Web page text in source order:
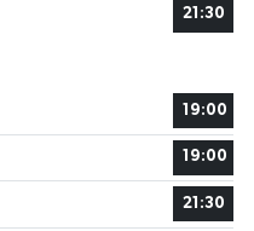
21:30
19:00
19:00
21:30